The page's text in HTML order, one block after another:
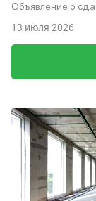
Объявление о
13 июля 2026